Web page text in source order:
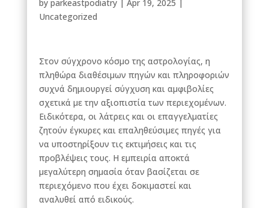
by parkeastpodiatry| Apr 19, 2025 |
Uncategorized
Στον σύγχρονο κόσμο της αστρολογίας, η
πληθώρα διαθέσιμων πηγών και πληροφοριών
συχνά δημιουργεί σύγχυση και αμφιβολίες
σχετικά με την αξιοπιστία των περιεχομένων.
Ειδικότερα, οι λάτρεις και οι επαγγελματίες
ζητούν έγκυρες και επαληθεύσιμες πηγές για
να υποστηρίξουν τις εκτιμήσεις και τις
προβλέψεις τους. Η εμπειρία αποκτά
μεγαλύτερη σημασία όταν βασίζεται σε
περιεχόμενο που έχει δοκιμαστεί και
αναλυθεί από ειδικούς.